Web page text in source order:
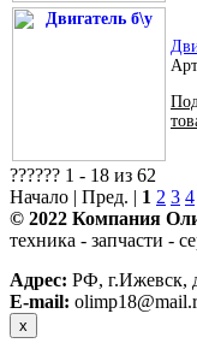
?????? 1 - 18 из 62
Начало | Пред. | 1 2 3 4
© 2022 Компания
техника - запчасти -
Адрес: РФ, г.Ижевск,
E-mail:
x